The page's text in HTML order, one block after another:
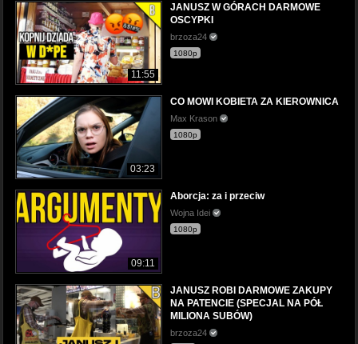
11:55
JANUSZ W GÓRACH DARMOWE
OSCYPKI
brzoza24
1080p
03:23
CO MOWI KOBIETA ZA KIEROWNICA
Max Krason
1080p
09:11
Aborcja: za i przeciw
Wojna Idei
1080p
JANUSZ ROBI DARMOWE ZAKUPY
NA PATENCIE (SPECJAL NA PÓŁ
MILIONA SUBÓW)
brzoza24